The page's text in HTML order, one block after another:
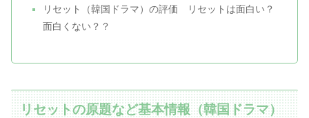
リセット（韓国ドラマ）の評価 リセットは面白い？
面白くない？？
リセットの原題など基本情報（韓国ドラマ）